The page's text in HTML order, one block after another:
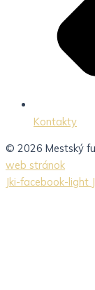
Kontakty
© 2026 Mestský
web stránok
Jki-facebook-light